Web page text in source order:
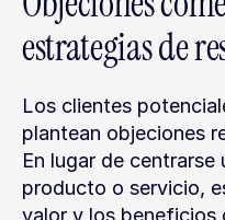
estrategias de
Los clientes
plantean objeciones
En lugar de
producto o servicio,
valor y los beneficios